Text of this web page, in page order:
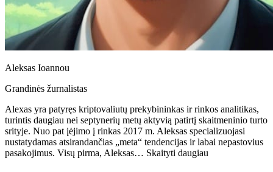
Aleksas Ioannou
Grandinės žurnalistas
Alexas yra patyręs kriptovaliutų prekybininkas ir rinkos analitikas,
turintis daugiau nei septynerių metų aktyvią patirtį skaitmeninio turto
srityje. Nuo pat įėjimo į rinkas 2017 m. Aleksas specializuojasi
nustatydamas atsirandančias „meta“ tendencijas ir labai nepastovius
pasakojimus. Visų pirma, Aleksas… Skaityti daugiau